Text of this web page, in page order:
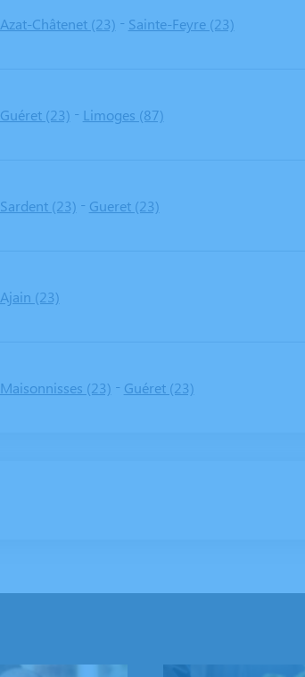
Azat-Châtenet (23) - Sainte-Feyre (23)
Guéret (23) - Limoges (87)
Sardent (23) - Gueret (23)
Ajain (23)
Maisonnisses (23) - Guéret (23)